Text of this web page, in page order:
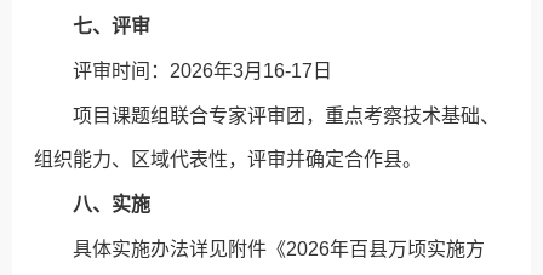
七、评审
评审时间：2026年3月16-17日
项目课题组联合专家评审团，重点考察技术基础、
组织能力、区域代表性，评审并确定合作县。
八、实施
具体实施办法详见附件《2026年百县万顷实施方